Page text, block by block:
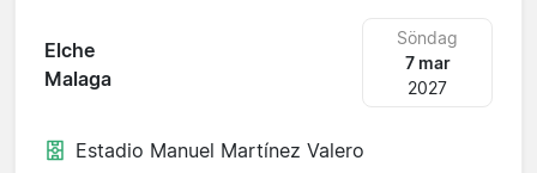
Elche
Malaga
Söndag
7 mar
2027
Estadio Manuel Martínez Valero